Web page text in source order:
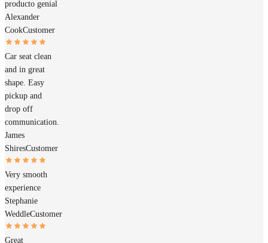
producto genial
Alexander
CookCustomer
Car seat clean
and in great
shape. Easy
pickup and
drop off
communication.
James
ShiresCustomer
Very smooth
experience
Stephanie
WeddleCustomer
Great